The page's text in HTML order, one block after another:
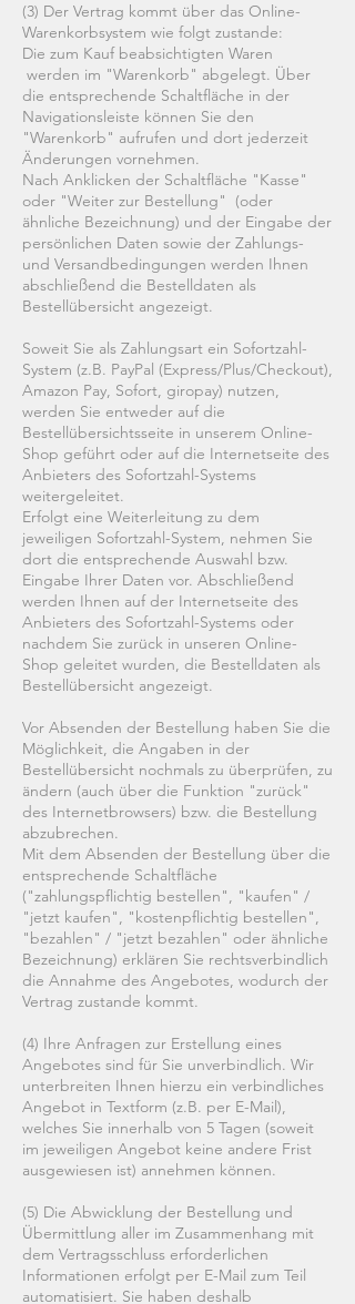
(3) Der Vertrag kommt über das Online-
Warenkorbsystem wie folgt zustande:
Die zum Kauf beabsichtigten Waren
werden im "Warenkorb" abgelegt. Über
die entsprechende Schaltfläche in der
Navigationsleiste können Sie den
"Warenkorb" aufrufen und dort jederzeit
Änderungen vornehmen.
Nach Anklicken der Schaltfläche "Kasse"
oder "Weiter zur Bestellung" (oder
ähnliche Bezeichnung) und der Eingabe der
persönlichen Daten sowie der Zahlungs-
und Versandbedingungen werden Ihnen
abschließend die Bestelldaten als
Bestellübersicht angezeigt.
Soweit Sie als Zahlungsart ein Sofortzahl-
System (z.B. PayPal (Express/Plus/Checkout),
Amazon Pay, Sofort, giropay) nutzen,
werden Sie entweder auf die
Bestellübersichtsseite in unserem Online-
Shop geführt oder auf die Internetseite des
Anbieters des Sofortzahl-Systems
weitergeleitet.
Erfolgt eine Weiterleitung zu dem
jeweiligen Sofortzahl-System, nehmen Sie
dort die entsprechende Auswahl bzw.
Eingabe Ihrer Daten vor. Abschließend
werden Ihnen auf der Internetseite des
Anbieters des Sofortzahl-Systems oder
nachdem Sie zurück in unseren Online-
Shop geleitet wurden, die Bestelldaten als
Bestellübersicht angezeigt.
Vor Absenden der Bestellung haben Sie die
Möglichkeit, die Angaben in der
Bestellübersicht nochmals zu überprüfen, zu
ändern (auch über die Funktion "zurück"
des Internetbrowsers) bzw. die Bestellung
abzubrechen.
Mit dem Absenden der Bestellung über die
entsprechende Schaltfläche
("zahlungspflichtig bestellen", "kaufen" /
"jetzt kaufen", "kostenpflichtig bestellen",
"bezahlen" / "jetzt bezahlen" oder ähnliche
Bezeichnung) erklären Sie rechtsverbindlich
die Annahme des Angebotes, wodurch der
Vertrag zustande kommt.
(4) Ihre Anfragen zur Erstellung eines
Angebotes sind für Sie unverbindlich. Wir
unterbreiten Ihnen hierzu ein verbindliches
Angebot in Textform (z.B. per E-Mail),
welches Sie innerhalb von 5 Tagen (soweit
im jeweiligen Angebot keine andere Frist
ausgewiesen ist) annehmen können.
(5) Die Abwicklung der Bestellung und
Übermittlung aller im Zusammenhang mit
dem Vertragsschluss erforderlichen
Informationen erfolgt per E-Mail zum Teil
automatisiert. Sie haben deshalb